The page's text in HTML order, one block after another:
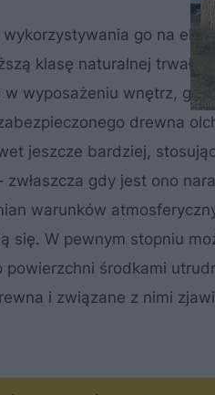
go na
klasę naturalnej
w wyposażeniu wnętrz,
drewna
jeszcze bardziej,
gdy jest ono
warunków
się. W pewnym stopniu
środkami
i związane z nimi